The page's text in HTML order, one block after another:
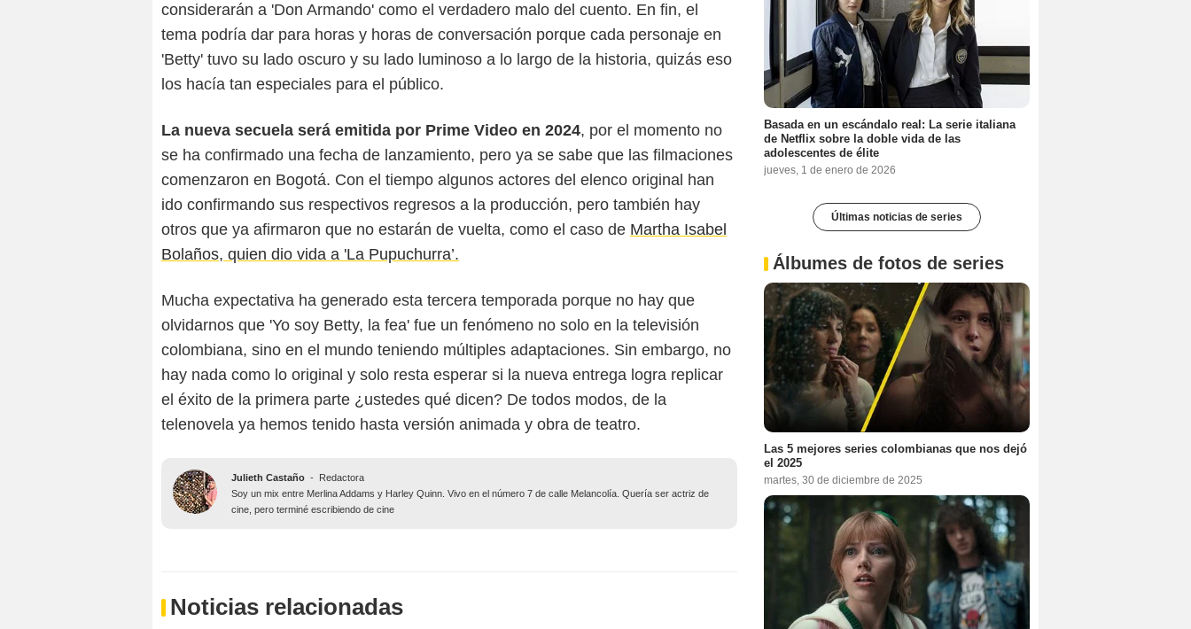
considerarán a 'Don Armando' como el verdadero malo del cuento. En fin, el
tema podría dar para horas y horas de conversación porque cada personaje en
'Betty' tuvo su lado oscuro y su lado luminoso a lo largo de la historia, quizás eso
los hacía tan especiales para el público.
La nueva secuela será emitida por Prime Video en 2024, por el momento no
se ha confirmado una fecha de lanzamiento, pero ya se sabe que las filmaciones
comenzaron en Bogotá. Con el tiempo algunos actores del elenco original han
ido confirmando sus respectivos regresos a la producción, pero también hay
otros que ya afirmaron que no estarán de vuelta, como el caso de Martha Isabel
Bolaños, quien dio vida a 'La Pupuchurra’.
Mucha expectativa ha generado esta tercera temporada porque no hay que
olvidarnos que 'Yo soy Betty, la fea' fue un fenómeno no solo en la televisión
colombiana, sino en el mundo teniendo múltiples adaptaciones. Sin embargo, no
hay nada como lo original y solo resta esperar si la nueva entrega logra replicar
el éxito de la primera parte ¿ustedes qué dicen? De todos modos, de la
telenovela ya hemos tenido hasta versión animada y obra de teatro.
Julieth Castaño - Redactora
Soy un mix entre Merlina Addams y Harley Quinn. Vivo en el número 7 de calle Melancolía. Quería ser actriz de
cine, pero terminé escribiendo de cine
Noticias relacionadas
Basada en un escándalo real: La serie italiana
de Netflix sobre la doble vida de las
adolescentes de élite
jueves, 1 de enero de 2026
Últimas noticias de series
Álbumes de fotos de series
Las 5 mejores series colombianas que nos dejó
el 2025
martes, 30 de diciembre de 2025